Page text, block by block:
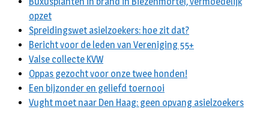
opzet
Spreidingswet asielzoekers: hoe zit dat?
Bericht voor de leden van Vereniging 55+
Valse collecte KVW
Oppas gezocht voor onze twee honden!
Een bijzonder en geliefd toernooi
Vught moet naar Den Haag: geen opvang asielzoekers